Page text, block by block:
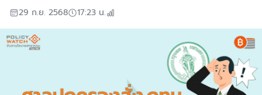
29 ก.ย. 2568 17:23 น.